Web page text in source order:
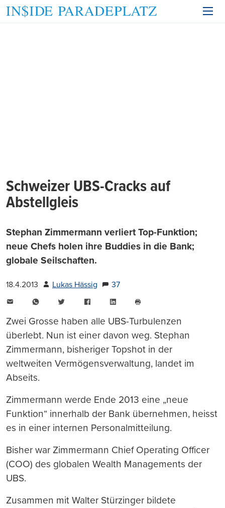
Schweizer UBS-Cracks auf
Abstellgleis
Stephan Zimmermann verliert Top-Funktion;
neue Chefs holen ihre Buddies in die Bank;
globale Seilschaften.
18.4.2013 Lukas Hässig
37
WhatsAppTwitter FacebookLinkedIn
drucken
Zwei Grosse haben alle UBS-Turbulenzen
überlebt. Nun ist einer davon weg. Stephan
Zimmermann, bisheriger Topshot in der
weltweiten Vermögensverwaltung, landet im
Abseits.
Zimmermann werde Ende 2013 eine „neue
Funktion“ innerhalb der Bank übernehmen, heisst
es in einer internen Personalmitteilung.
Bisher war Zimmermann Chief Operating Officer
(COO) des globalen Wealth Managements der
UBS.
Zusammen mit Walter Stürzinger bildete